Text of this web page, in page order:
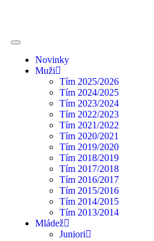
Novinky
Muži
Tím 2025/2026
Tím 2024/2025
Tím 2023/2024
Tím 2022/2023
Tím 2021/2022
Tím 2020/2021
Tím 2019/2020
Tím 2018/2019
Tím 2017/2018
Tím 2016/2017
Tím 2015/2016
Tím 2014/2015
Tím 2013/2014
Mládež
Juniori